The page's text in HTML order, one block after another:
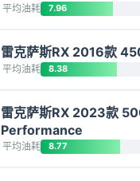
平均油耗 7.96
雷克萨斯RX 2016款
平均油耗 8.38
雷克萨斯RX 2023款
Performance
平均油耗 8.77